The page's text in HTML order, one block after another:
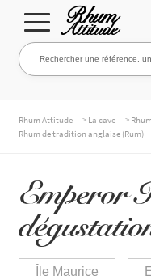
Aller
à
Aller
au
Rechercher une référence, une
NOS RHUMS
WHISKIES & +
Rhum Attitude > La cave >
Rhum de tradition anglaise (Rum)
Emperor
Île Maurice